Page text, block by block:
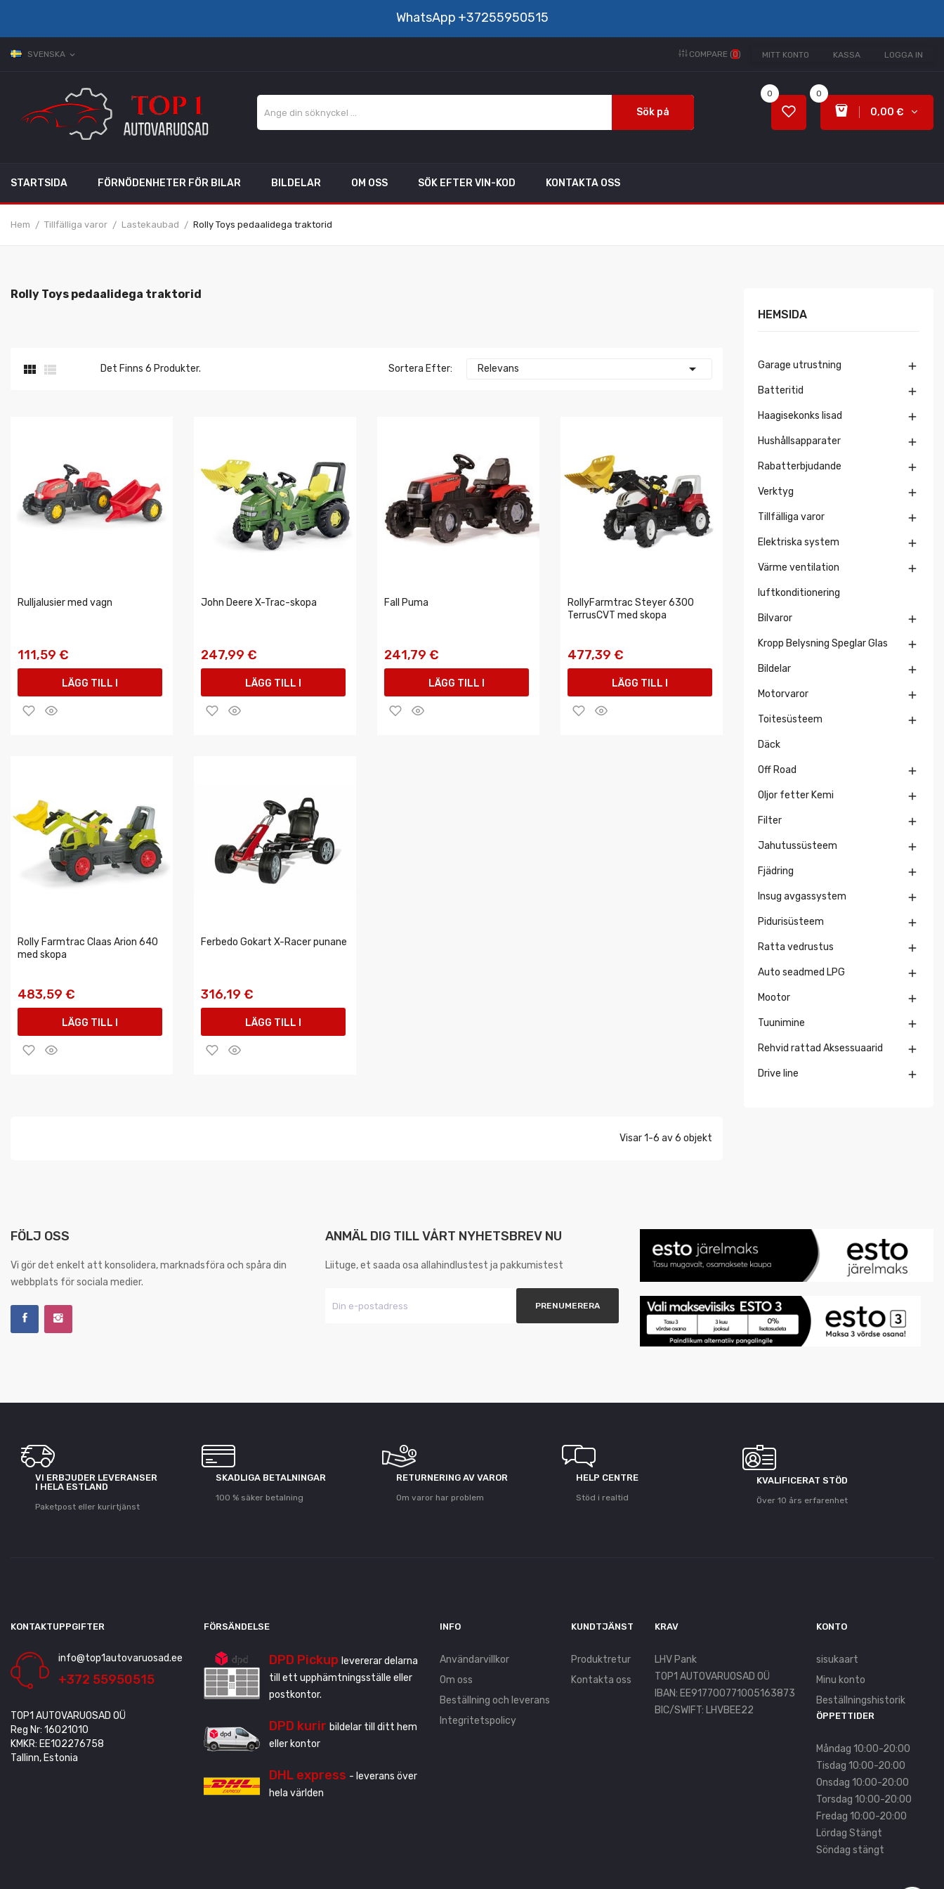
WhatsApp +37255950515
SVENSKA expand_more MITT KONTO KASSA LOGGA IN
COMPARE (0)
Sök på
0
0,00 €
0
STARTSIDA FÖRNÖDENHETER FÖR BILAR BILDELAR OM OSS SÖK EFTER VIN-KOD KONTAKTA OSS
Hem Tillfälliga varor Lastekaubad Rolly Toys pedaalidega traktorid
Rolly Toys pedaalidega traktorid
  Det Finns 6 Produkter. Sortera Efter: Relevans 
Rulljalusier med vagn
111,59 €
LÄGG TILL I
VARUKORGEN
John Deere X-Trac-skopa
247,99 €
LÄGG TILL I
VARUKORGEN
Fall Puma
241,79 €
LÄGG TILL I
VARUKORGEN
RollyFarmtrac Steyer 6300
TerrusCVT med skopa
477,39 €
LÄGG TILL I
VARUKORGEN
Rolly Farmtrac Claas Arion 640
med skopa
483,59 €
LÄGG TILL I
VARUKORGEN
Ferbedo Gokart X-Racer punane
316,19 €
LÄGG TILL I
VARUKORGEN
Visar 1-6 av 6 objekt
HEMSIDA
Garage utrustning 
Batteritid 
Haagisekonks lisad 
Hushållsapparater 
Rabatterbjudande 
Verktyg 
Tillfälliga varor 
Elektriska system 
Värme ventilation
luftkonditionering

Bilvaror 
Kropp Belysning Speglar Glas 
Bildelar 
Motorvaror 
Toitesüsteem 
Däck
Off Road 
Oljor fetter Kemi 
Filter 
Jahutussüsteem 
Fjädring 
Insug avgassystem 
Pidurisüsteem 
Ratta vedrustus 
Auto seadmed LPG 
Mootor 
Tuunimine 
Rehvid rattad Aksessuaarid 
Drive line 
FÖLJ OSS
Vi gör det enkelt att konsolidera, marknadsföra och spåra din
webbplats för sociala medier.
ANMÄL DIG TILL VÅRT NYHETSBREV NU
Liituge, et saada osa allahindlustest ja pakkumistest
VI ERBJUDER LEVERANSER
I HELA ESTLAND
Paketpost eller kurirtjänst
SKADLIGA BETALNINGAR
100 % säker betalning
RETURNERING AV VAROR
Om varor har problem
HELP CENTRE
Stöd i realtid
KVALIFICERAT STÖD
Över 10 års erfarenhet
KONTAKTUPPGIFTER
info@top1autovaruosad.ee
+372 55950515
TOP1 AUTOVARUOSAD OÜ
Reg Nr: 16021010
KMKR: EE102276758
Tallinn, Estonia
FÖRSÄNDELSE
DPD Pickup levererar delarna
till ett upphämtningsställe eller
postkontor.
DPD kurir bildelar till ditt hem
eller kontor
DHL express - leverans över
hela världen
INFO
Användarvillkor
Om oss
Beställning och leverans
Integritetspolicy
KUNDTJÄNST
Produktretur
Kontakta oss
KRAV
LHV Pank
TOP1 AUTOVARUOSAD OÜ
IBAN: EE917700771005163873
BIC/SWIFT: LHVBEE22
KONTO
sisukaart
Minu konto
Beställningshistorik
ÖPPETTIDER
Måndag 10:00-20:00
Tisdag 10:00-20:00
Onsdag 10:00-20:00
Torsdag 10:00-20:00
Fredag 10:00-20:00
Lördag Stängt
Söndag stängt